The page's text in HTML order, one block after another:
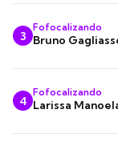
3
Fofocalizando
Bruno
4
Fofocalizando
Larissa